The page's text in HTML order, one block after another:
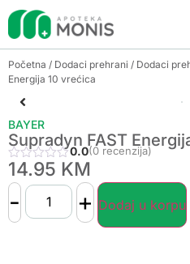
Početna / Dodaci prehrani / Dodaci
Energija 10 vrećica
BAYER
Supradyn FAST
0.0(0 recenzija)
14.95 KM
- + Dodaj u korpu